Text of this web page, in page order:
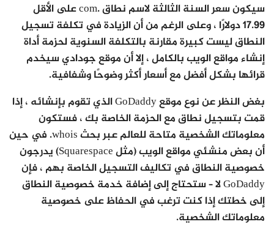
سيكون سعر السنة الثالثة لاسم نطاق .com على الأقل
17.99 دولارًا ، وعلى الرغم من أن الزيادة في تكلفة تسجيل
النطاق ليست كبيرة مقارنة بالتكلفة السنوية لحزمة أداة
إنشاء مواقع الويب بالكامل ، إلا أن موقع جودادي سيخدم
قرائها بشكل أفضل مع أسعار أكثر وضوحًا وشفافية.
بغض النظر عن نوع موقع GoDaddy الذي تقوم بإنشائه ، إذا
قمت بتسجيل نطاق مع الحزمة الخاصة بك ، فستكون
معلوماتك الشخصية متاحة للعالم عبر بحث whois. في حين
أن بعض منشئي مواقع الويب (مثل Squarespace) يدرجون
خصوصية النطاق في تكاليف التسجيل الخاصة بهم ، فإن
GoDaddy لا – ستحتاج إلى إضافة خدمة خصوصية النطاق
إلى خطتك إذا كنت ترغب في الحفاظ على خصوصية
معلوماتك الشخصية.